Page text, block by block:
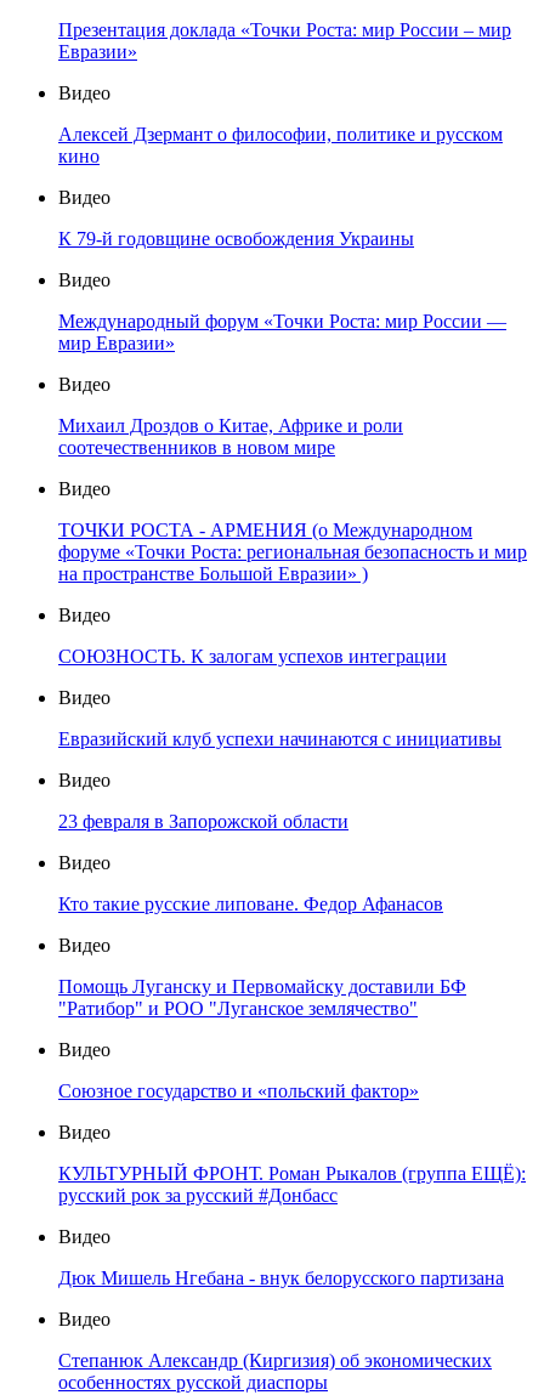
Презентация доклада «Точки Роста: мир России – мир
Евразии»
Видео
Алексей Дзермант о философии, политике и русском
кино
Видео
К 79-й годовщине освобождения Украины
Видео
Международный форум «Точки Роста: мир России —
мир Евразии»
Видео
Михаил Дроздов о Китае, Африке и роли
соотечественников в новом мире
Видео
ТОЧКИ РОСТА - АРМЕНИЯ (о Международном
форуме «Точки Роста: региональная безопасность и мир
на пространстве Большой Евразии» )
Видео
СОЮЗНОСТЬ. К залогам успехов интеграции
Видео
Евразийский клуб успехи начинаются с инициативы
Видео
23 февраля в Запорожской области
Видео
Кто такие русские липоване. Федор Афанасов
Видео
Помощь Луганску и Первомайску доставили БФ
"Ратибор" и РОО "Луганское землячество"
Видео
Союзное государство и «польский фактор»
Видео
КУЛЬТУРНЫЙ ФРОНТ. Роман Рыкалов (группа ЕЩЁ):
русский рок за русский #Донбасс
Видео
Дюк Мишель Нгебана - внук белорусского партизана
Видео
Степанюк Александр (Киргизия) об экономических
особенностях русской диаспоры